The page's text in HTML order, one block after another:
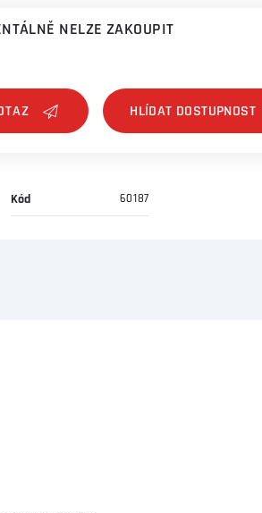
NELZE ZAKOUPIT
Kód 60187